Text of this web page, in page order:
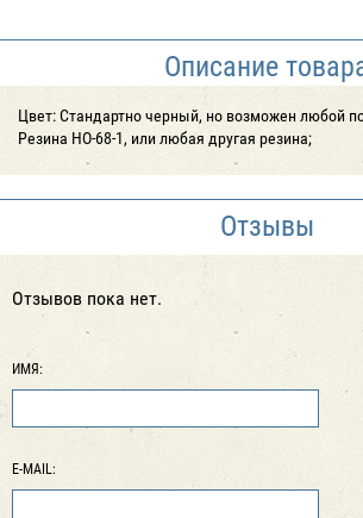
Описание
Цвет: Стандартно черный, но возможен любой
Резина НО-68-1, или любая другая резина;
Отзывы
Отзывов пока нет.
ИМЯ:
E-MAIL: